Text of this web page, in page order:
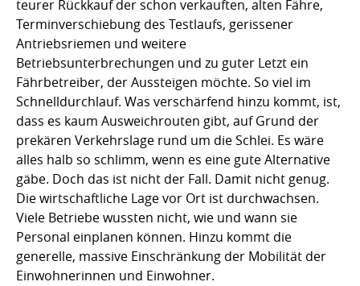
teurer Rückkauf der schon verkauften, alten Fähre,
Terminverschiebung des Testlaufs, gerissener
Antriebsriemen und weitere
Betriebsunterbrechungen und zu guter Letzt ein
Fährbetreiber, der Aussteigen möchte. So viel im
Schnelldurchlauf. Was verschärfend hinzu kommt, ist,
dass es kaum Ausweichrouten gibt, auf Grund der
prekären Verkehrslage rund um die Schlei. Es wäre
alles halb so schlimm, wenn es eine gute Alternative
gäbe. Doch das ist nicht der Fall. Damit nicht genug.
Die wirtschaftliche Lage vor Ort ist durchwachsen.
Viele Betriebe wussten nicht, wie und wann sie
Personal einplanen können. Hinzu kommt die
generelle, massive Einschränkung der Mobilität der
Einwohnerinnen und Einwohner.